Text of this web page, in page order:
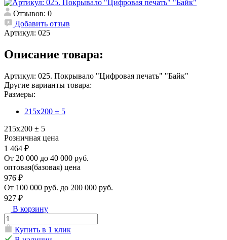
Отзывов: 0
Добавить отзыв
Артикул: 025
Описание товара:
Артикул: 025. Покрывало "Цифровая печать" "Байк"
Другие варианты товара:
Размеры:
215х200 ± 5
215х200 ± 5
Розничная цена
1 464 ₽
От 20 000 до 40 000 руб.
оптовая(базовая) цена
976 ₽
От 100 000 руб. до 200 000 руб.
927 ₽
В корзину
Купить в 1 клик